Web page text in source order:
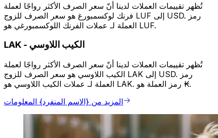
تُظهر تقييمات العملات لدينا أنّ سعر الصرف الأكثر رواجًا لعملة
فرنك لوكسمبورغ هو سعر الصرف للزوج LUF إلى USD. رمز
العملة لـ عملات الفرنك اللوكسمبورغي هو LUF.
LAK - الكيب اللاوسي
تُظهر تقييمات العملات لدينا أنّ سعر الصرف الأكثر رواجًا لعملة
الكيب اللاوسي هو سعر الصرف للزوج LAK إلى USD. رمز
العملة لـ عملات الكيب اللاوسي هو LAK. رمز العملة هو ₭.
المزيد من {الاسم المنفرد} المعلومات